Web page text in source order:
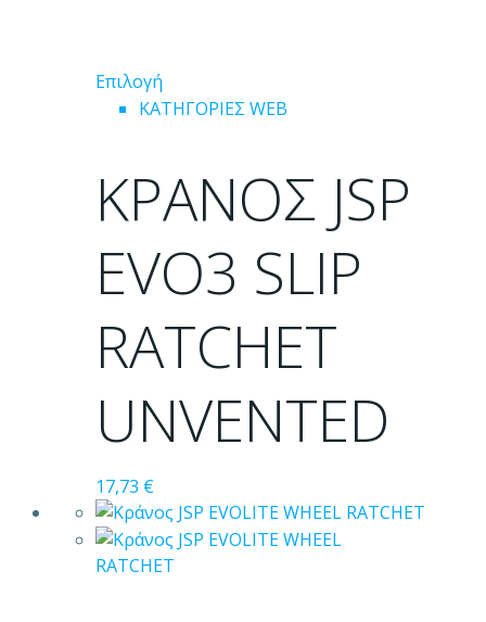
Επιλογή
το
πολλαπλές
παραλλαγές.
επιλογές
μπορούν
να
επιλεγούν
σελίδα
του
ΚΑΤΗΓΟΡΙΕΣ WEB
ΚΡΑΝΟΣ JSP
EVO3 SLIP
RATCHET
UNVENTED
17,73 €